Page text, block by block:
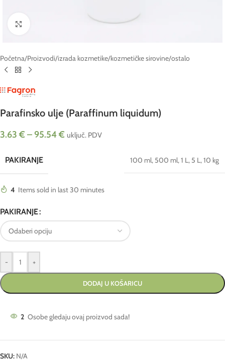
Početna/Proizvodi/izrada kozmetike/kozmetičke sirovine/ostalo
Parafinsko ulje (Paraffinum liquidum)
3.63 € – 95.54€ uključ. PDV
PAKIRANJE 100 ml, 500 ml,1 L, 5 L,10 kg
4 Items sold in last 30 minutes
PAKIRANJE
- +
DODAJ U KOŠARICU
2 Osobe gledaju ovaj proizvod sada!
SKU: N/A